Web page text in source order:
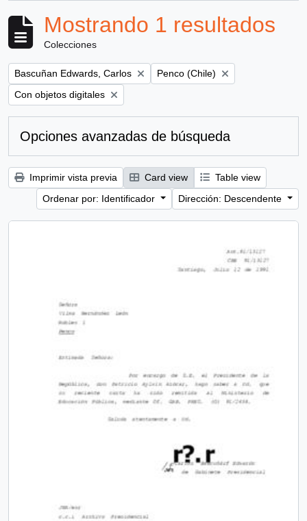
Mostrando 1 resultados
Colecciones
Remove filter:
Bascuñan Edwards, Carlos Remove filter:
Penco (Chile)
Remove filter:
Con objetos digitales
Opciones avanzadas de búsqueda
Imprimir vista previa Card view
Table view
Ordenar por: Identificador
Dirección: Descendente